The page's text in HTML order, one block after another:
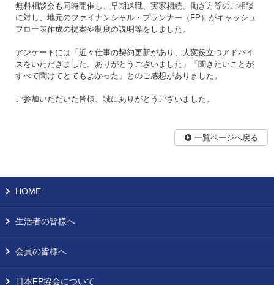
無料相談会も同時開催し、早期退職、実家相続、働き方等のご相談
に対し、地元のファイナンシャル・プランナー（FP）がキャッシュ
フロー表作成の提案や制度の説明等をしました。
アンケートには「近々仕事の契約更新があり、大変役立つアドバイ
スをいただきました。ありがとうございました」「聞きたいことが
すべて聞けてとてもよかった」とのご感想がありました。
ご参加いただいた皆様、誠にありがとうございました。
一覧ページへ戻る
HOME
生活者の皆様へ
会員の皆様へ
日本FP協会について